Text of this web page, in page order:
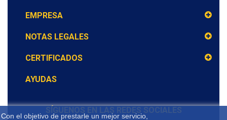
EMPRESA
NOTAS LEGALES
CERTIFICADOS
AYUDAS
Con el objetivo de prestarle un mejor servicio,
SÍGUENOS EN LAS REDES SOCIALES